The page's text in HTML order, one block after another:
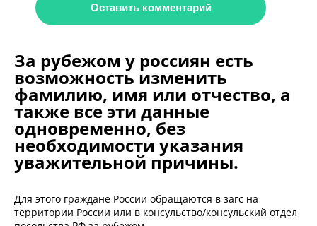
Оставить комментарий
За рубежом у россиян есть
возможность изменить
фамилию, имя или отчество, а
также все эти данные
одновременно, без
необходимости указания
уважительной причины.
Для этого граждане России обращаются в загс на
территории России или в консульство/консульский отдел